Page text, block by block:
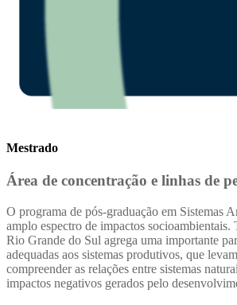
Mestrado
Área de concentração e linhas de
O programa de pós-graduação em Sistemas
amplo espectro de impactos
Rio Grande do Sul agrega uma importante
adequadas aos sistemas produtivos, que
compreender as relações entre sistemas
impactos negativos gerados pelo